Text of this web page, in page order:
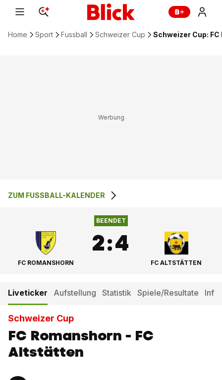
Home Sport Fussball Schweizer Cup Schweizer Cup:
2 :4
ZUM FUSSBALL-KALENDER
FC ROMANSHORN
BEENDET
2:4
FC ALTSTÄTTEN
Liveticker Aufstellung Statistik Spiele/Resultate
Schweizer Cup
FC Romanshorn - FC
Altstätten